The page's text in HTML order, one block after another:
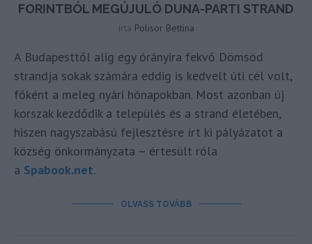
FORINTBÓL MEGÚJULÓ DUNA-PARTI STRAND
írta Polisor Bettina
A Budapesttől alig egy órányira fekvő Dömsöd
strandja sokak számára eddig is kedvelt úti cél volt,
főként a meleg nyári hónapokban. Most azonban új
korszak kezdődik a település és a strand életében,
hiszen nagyszabású fejlesztésre írt ki pályázatot a
község önkormányzata – értesült róla
a Spabook.net.
OLVASS TOVÁBB